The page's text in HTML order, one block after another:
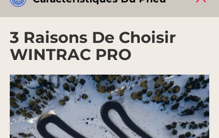
3 Raisons De Choisir
WINTRAC PRO